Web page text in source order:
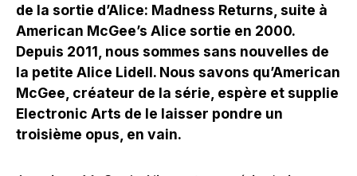
de la sortie d’Alice: Madness Returns, suite à
American McGee’s Alice sortie en 2000.
Depuis 2011, nous sommes sans nouvelles de
la petite Alice Lidell. Nous savons qu’American
McGee, créateur de la série, espère et supplie
Electronic Arts de le laisser pondre un
troisième opus, en vain.